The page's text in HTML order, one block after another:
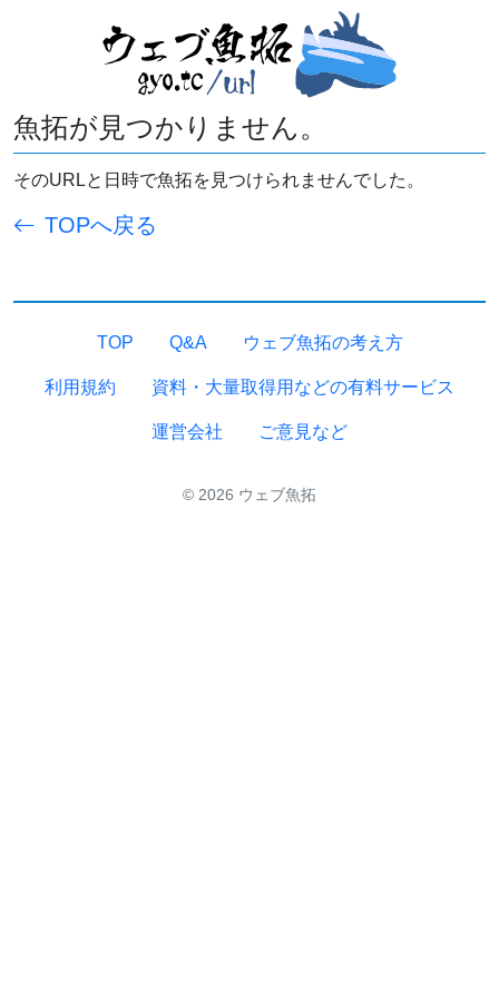
魚拓が見つかりません。
そのURLと日時で魚拓を見つけられませんでした。
TOPへ戻る
TOP Q&A ウェブ魚拓の考え方
利用規約 資料・大量取得用などの有料サービス
運営会社 ご意見など
© 2026 ウェブ魚拓